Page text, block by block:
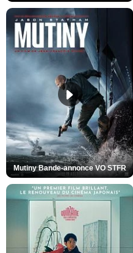
Mutiny Bande-annonce VO STFR